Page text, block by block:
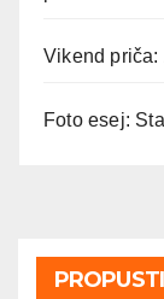
Vikend priča:
Foto esej: